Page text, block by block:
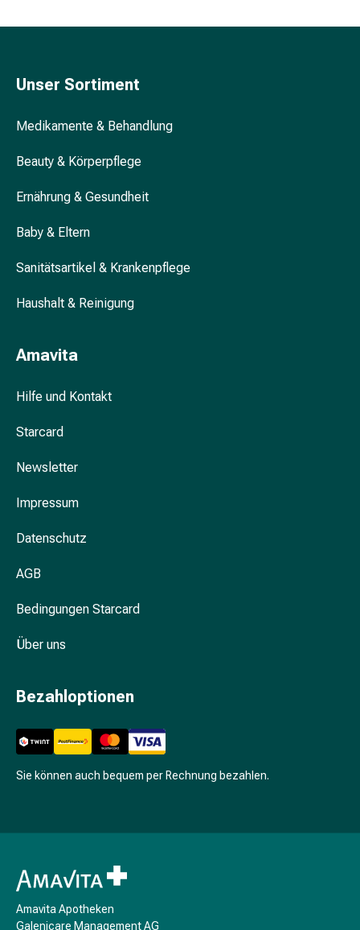
Shampoo
Haarstyling-
Hautpflege
Körpercreme
Dekolletépflege
Cellulite
Pflege
Seife
Schwämme
Tampons
&
&
Bimsstein
&
Schwamm
&
lotion
Fusspuder
&
Unser Sortiment
Medikamente & Behandlung
Beauty & Körperpflege
Ernährung & Gesundheit
Baby & Eltern
Sanitätsartikel & Krankenpflege
Haushalt & Reinigung
Amavita
Hilfe und Kontakt
Starcard
Newsletter
Impressum
Datenschutz
AGB
Bedingungen Starcard
Über uns
Bezahloptionen
Sie können auch bequem per Rechnung bezahlen.
Amavita Apotheken
Galenicare Management AG